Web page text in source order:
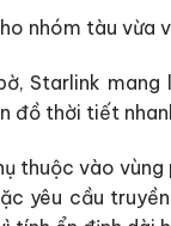
nhóm tàu vừa
Starlink mang
đồ thời tiết
thuộc vào
yêu cầu